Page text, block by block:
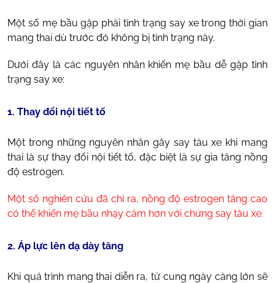
Một số mẹ bầu gặp phải tình trạng say xe trong thời gian
mang thai dù trước đó không bị tình trạng này.
Dưới đây là các nguyên nhân khiến mẹ bầu dễ gặp tình
trạng say xe:
1. Thay đổi nội tiết tố
Một trong những nguyên nhân gây say tàu xe khi mang
thai là sự thay đổi nội tiết tố, đặc biệt là sự gia tăng nồng
độ estrogen.
Một số nghiên cứu đã chỉ ra, nồng độ estrogen tăng cao
có thể khiến mẹ bầu nhạy cảm hơn với chứng say tàu xe.
2. Áp lực lên dạ dày tăng
Khi quá trình mang thai diễn ra, tử cung ngày càng lớn sẽ